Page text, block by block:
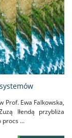
Prof. Ewa Falkowska,
Iłendą przybliża
procs ...